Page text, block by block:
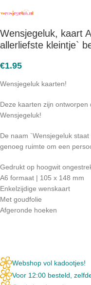
Wensjegeluk, kaart
allerliefste kleintje`
€1.95
Wensjegeluk kaarten!
Deze kaarten zijn
Wensjegeluk!
De naam `Wensjegeluk
genoeg ruimte om een
Gedrukt op hoogwit
A6 formaat | 105 x 148 mm
Enkelzijdige wenskaart
Met goudfolie
Afgeronde hoeken
Webshop vol kadootjes!
Voor 12:00 besteld,